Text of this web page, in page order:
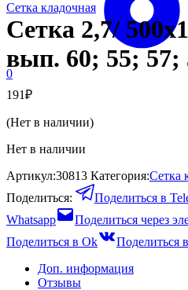
0
Сетка кладочная
Сетка 2,7/
вып. 60; 55; 57;
191₽
(Нет в наличии)
Нет в наличии
Артикул:30813 Категория:Сетка
Поделиться:
Поделиться в
Whatsapp
Поделиться через
Поделиться в Ok
Поделиться
Доп. информация
Отзывы